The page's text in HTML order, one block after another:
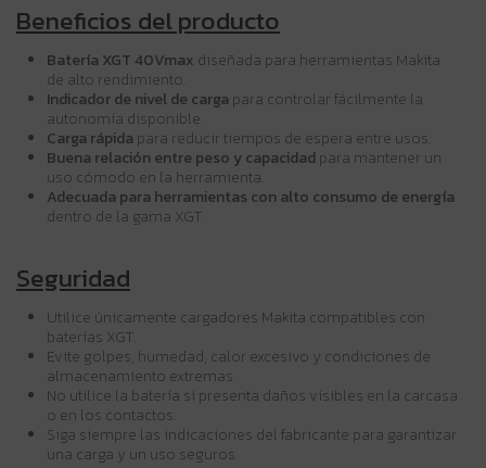
Beneficios del producto
Batería XGT 40Vmax diseñada para herramientas Makita
de alto rendimiento.
Indicador de nivel de carga para controlar fácilmente la
autonomía disponible.
Carga rápida para reducir tiempos de espera entre usos.
Buena relación entre peso y capacidad para mantener un
uso cómodo en la herramienta.
Adecuada para herramientas con alto consumo de energía
dentro de la gama XGT.
Seguridad
Utilice únicamente cargadores Makita compatibles con
baterías XGT.
Evite golpes, humedad, calor excesivo y condiciones de
almacenamiento extremas.
No utilice la batería si presenta daños visibles en la carcasa
o en los contactos.
Siga siempre las indicaciones del fabricante para garantizar
una carga y un uso seguros.